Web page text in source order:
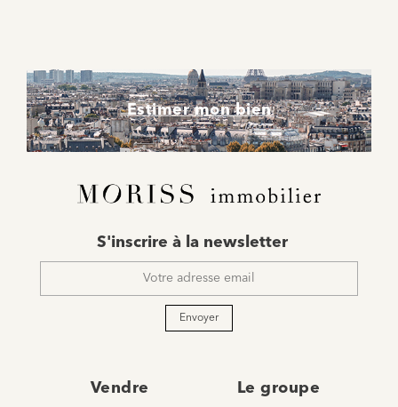
Estimer mon bien
mail
S'inscrire à la newsletter
Envoyer
Vendre Le groupe